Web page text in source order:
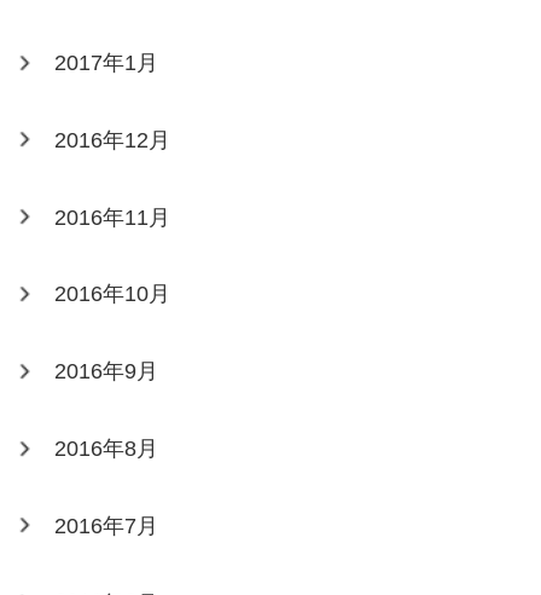
2017年1月
2016年12月
2016年11月
2016年10月
2016年9月
2016年8月
2016年7月